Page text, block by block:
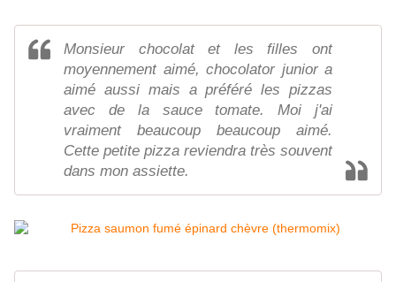
Monsieur chocolat et les filles ont
moyennement aimé, chocolator junior a
aimé aussi mais a préféré les pizzas
avec de la sauce tomate. Moi j'ai
vraiment beaucoup beaucoup aimé.
Cette petite pizza reviendra très souvent
dans mon assiette.